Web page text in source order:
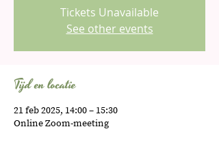
Tickets Unavailable
See other events
Tijd en locatie
21 feb 2025, 14:00 – 15:30
Online Zoom-meeting